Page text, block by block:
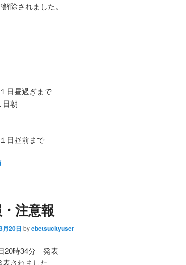
除されました。
日昼過ぎまで
朝
日昼前まで
注意報
月20日 byebetsucityuser
20時34分 発表
されました。